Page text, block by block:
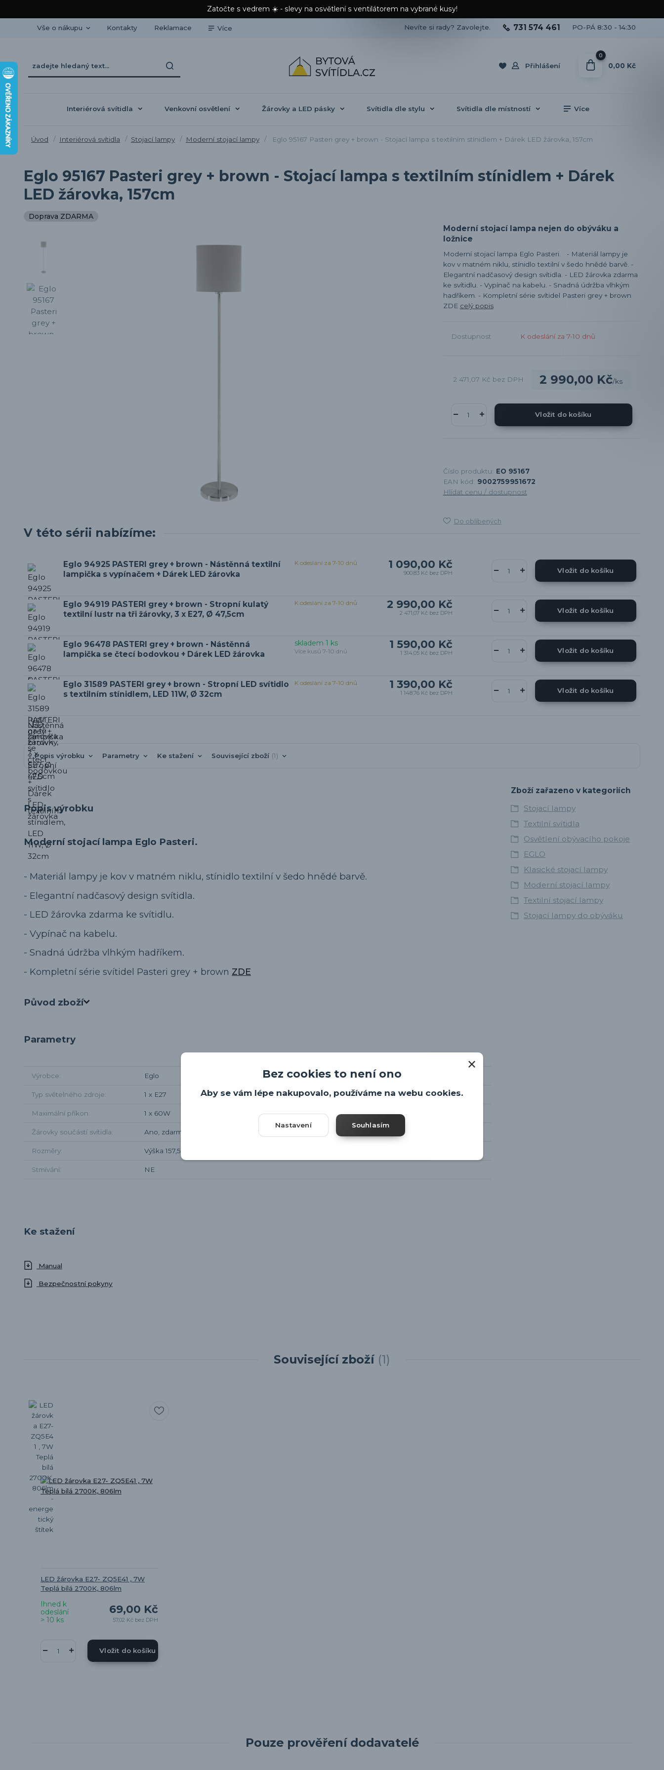
Zatočte s vedrem ☀️ - slevy na osvětlení s ventilátorem na vybrané kusy!
Vše o nákupu Kontakty Reklamace Více
Přihlášení
Nevíte si rady? Zavolejte. 731 574 461 PO-PÁ 8:30 - 14:30
0
0,00 Kč
Interiérová svítidla Venkovní osvětlení Žárovky a LED pásky Svítidla dle stylu Svítidla dle místností Více
Úvod Interiérová svítidla Stojací lampy Moderní stojací lampy Eglo 95167 Pasteri grey + brown - Stojací lampa s textilním stínidlem + Dárek LED žárovka, 157cm
Eglo 95167 Pasteri grey + brown - Stojací lampa s textilním stínidlem + Dárek
LED žárovka, 157cm
Doprava ZDARMA
Moderní stojací lampa nejen do obýváku a
ložnice
Moderní stojací lampa Eglo Pasteri. - Materiál lampy je
kov v matném niklu, stínidlo textilní v šedo hnědé barvě. -
Elegantní nadčasový design svítidla. - LED žárovka zdarma
ke svítidlu. - Vypínač na kabelu. - Snadná údržba vlhkým
hadříkem. - Kompletní série svítidel Pasteri grey + brown
ZDE celý popis
Dostupnost K odeslání za 7-10 dnů
2 990,00 Kč/ks
2 471,07 Kč bez DPH
Vložit do košíku
Číslo produktu: EO 95167
EAN kód: 9002759951672
Hlídat cenu / dostupnost
Do oblíbených
V této sérii nabízíme:
Eglo 94925 PASTERI grey + brown - Nástěnná textilní
lampička s vypínačem + Dárek LED žárovka
1 090,00 Kč
900,83 Kč bez DPH
K odeslání za 7-10 dnů
Vložit do košíku
Eglo 94919 PASTERI grey + brown - Stropní kulatý
textilní lustr na tři žárovky, 3 x E27, Ø 47,5cm
2 990,00 Kč
2 471,07 Kč bez DPH
K odeslání za 7-10 dnů
Vložit do košíku
Eglo 96478 PASTERI grey + brown - Nástěnná
lampička se čtecí bodovkou + Dárek LED žárovka
1 590,00 Kč
1 314,05 Kč bez DPH
skladem 1 ks
Více kusů 7-10 dnů Vložit do košíku
Eglo 31589 PASTERI grey + brown - Stropní LED svítidlo
s textilním stínidlem, LED 11W, Ø 32cm
1 390,00 Kč
1 148,76 Kč bez DPH
K odeslání za 7-10 dnů
Vložit do košíku
Popis výrobku Parametry Ke stažení Související zboží 1
Popis výrobku
Moderní stojací lampa Eglo Pasteri.
- Materiál lampy je kov v matném niklu, stínidlo textilní v šedo hnědé barvě.
- Elegantní nadčasový design svítidla.
- LED žárovka zdarma ke svítidlu.
- Vypínač na kabelu.
- Snadná údržba vlhkým hadříkem.
- Kompletní série svítidel Pasteri grey + brown ZDE
Původ zboží
Parametry
Výrobce Eglo
Typ světelného zdroje 1 x E27
Maximální příkon 1 x 60W
Žárovky součástí svítidla Ano, zdarma LED žárovka dle skladových zásob
Rozměry Výška 157,5 cm, průměr 28cm
Stmívání NE
Zboží zařazeno v kategoriích
Stojací lampy
Textilní svítidla
Osvětlení obývacího pokoje
EGLO
Klasické stojací lampy
Moderní stojací lampy
Textilní stojací lampy
Stojací lampy do obýváku
Ke stažení
Manual
Bezpečnostní pokyny
Související zboží 1
LED žárovka E27- ZQ5E41 , 7W
Teplá bílá 2700K, 806lm
69,00 Kč
57,02 Kč bez DPH
Ihned k
odeslání
> 10 ks
Vložit do košíku
Pouze prověření dodavatelé
Bez cookies to není ono
Aby se vám lépe nakupovalo, používáme na webu cookies.
Nastavení Souhlasím